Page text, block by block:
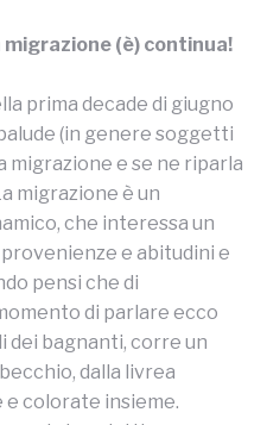
(è) continua!
prima decade di giugno
(in genere soggetti
migrazione e se ne riparla
migrazione è un
che interessa un
e abitudini e
pensi che di
di parlare ecco
dei bagnanti, corre un
dalla livrea
colorate insieme.